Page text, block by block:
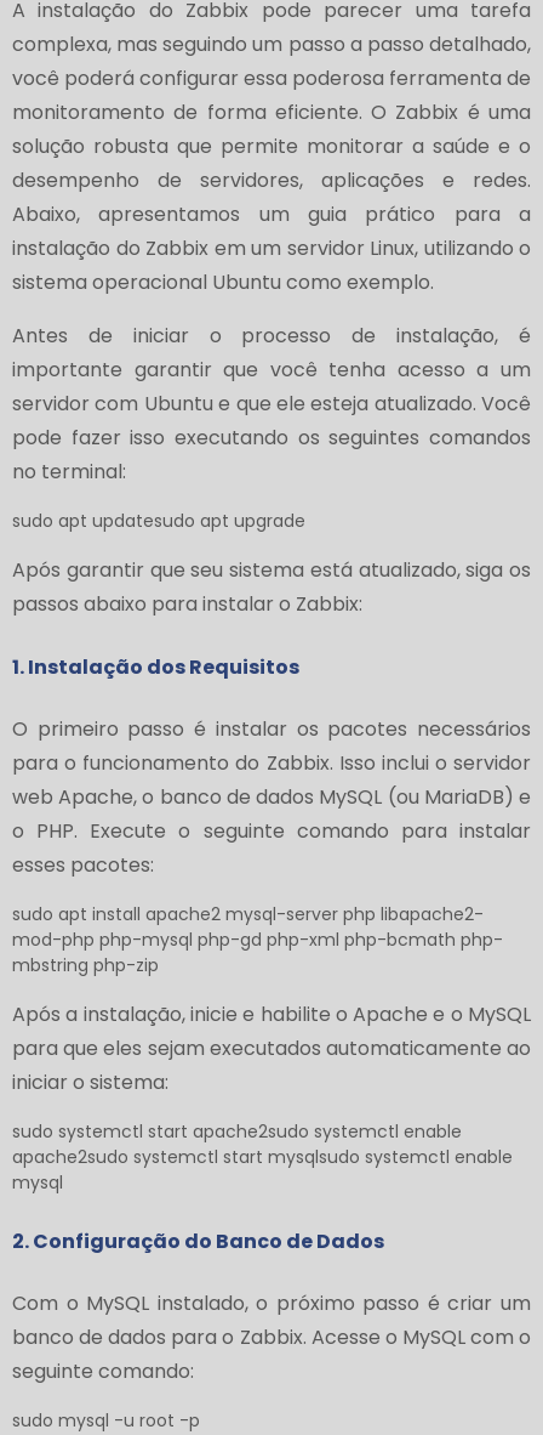
A instalação do Zabbix pode parecer uma tarefa
complexa, mas seguindo um passo a passo detalhado,
você poderá configurar essa poderosa ferramenta de
monitoramento de forma eficiente. O Zabbix é uma
solução robusta que permite monitorar a saúde e o
desempenho de servidores, aplicações e redes.
Abaixo, apresentamos um guia prático para a
instalação do Zabbix em um servidor Linux, utilizando o
sistema operacional Ubuntu como exemplo.
Antes de iniciar o processo de instalação, é
importante garantir que você tenha acesso a um
servidor com Ubuntu e que ele esteja atualizado. Você
pode fazer isso executando os seguintes comandos
no terminal:
sudo apt updatesudo apt upgrade
Após garantir que seu sistema está atualizado, siga os
passos abaixo para instalar o Zabbix:
1. Instalação dos Requisitos
O primeiro passo é instalar os pacotes necessários
para o funcionamento do Zabbix. Isso inclui o servidor
web Apache, o banco de dados MySQL (ou MariaDB) e
o PHP. Execute o seguinte comando para instalar
esses pacotes:
sudo apt install apache2 mysql-server php libapache2-
mod-php php-mysql php-gd php-xml php-bcmath php-
mbstring php-zip
Após a instalação, inicie e habilite o Apache e o MySQL
para que eles sejam executados automaticamente ao
iniciar o sistema:
sudo systemctl start apache2sudo systemctl enable
apache2sudo systemctl start mysqlsudo systemctl enable
mysql
2. Configuração do Banco de Dados
Com o MySQL instalado, o próximo passo é criar um
banco de dados para o Zabbix. Acesse o MySQL com o
seguinte comando:
sudo mysql -u root -p